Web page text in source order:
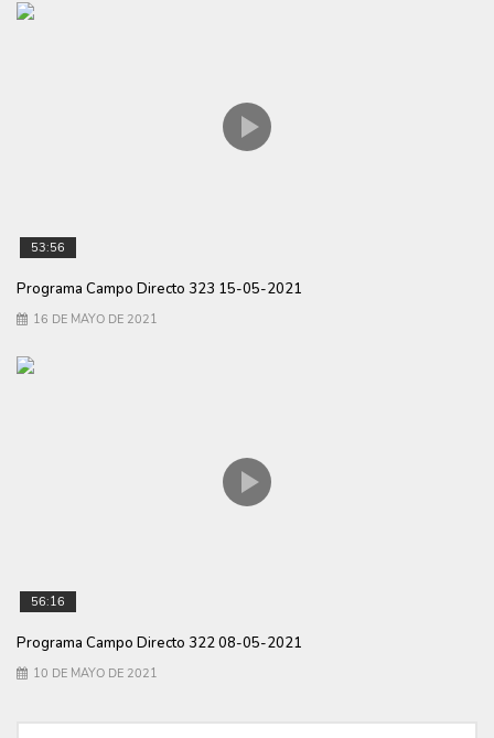
53:56
Programa Campo Directo 323 15-05-2021
16 DE MAYO DE 2021
56:16
Programa Campo Directo 322 08-05-2021
10 DE MAYO DE 2021